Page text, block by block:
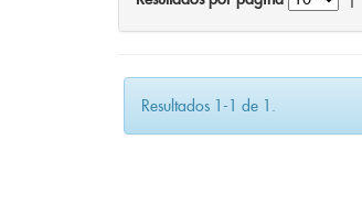
Resultados 1-1 de 1.